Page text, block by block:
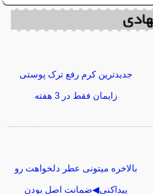
جدیدترین کرم رفع ترک پوستی
زایمان فقط در 3 هفته
بالاخره میتونی عطر دلخواهت رو
پیداکنی◀ضمانت اصل بودن